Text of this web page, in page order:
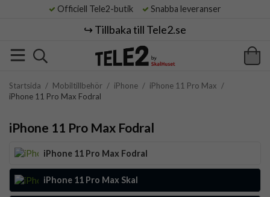
Officiell Tele2-butik Snabba leveranser
↪️ Tillbaka till Tele2.se
Startsida / Mobiltillbehör / iPhone / iPhone 11 Pro Max /
iPhone 11 Pro Max Fodral
iPhone 11 Pro Max Fodral
iPhone 11 Pro Max Fodral
iPhone 11 Pro Max Skal